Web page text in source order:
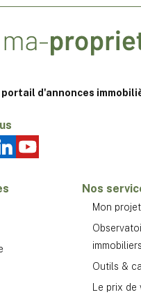
portail d'annonces
Nos
Mon
immobiliers
Outils &
Le prix